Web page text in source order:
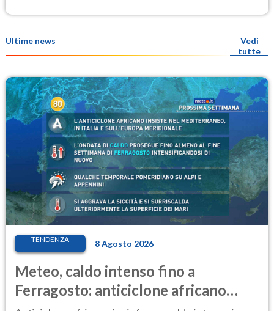
Ultime news
Vedi
tutte
TENDENZA 8 Agosto 2026
Meteo, caldo intenso fino a
Ferragosto: anticiclone africano